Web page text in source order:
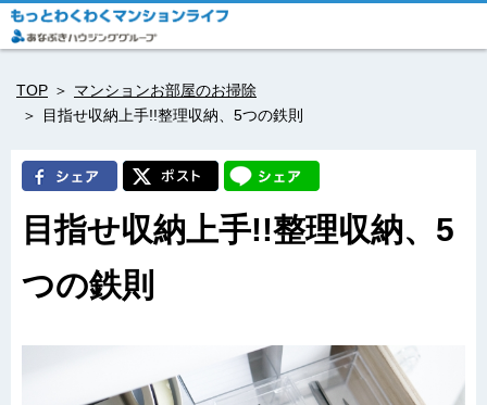
TOP
マンションお部屋のお掃除
目指せ収納上手!!整理収納、5つの鉄則
目指せ収納上手!!整理収納、5
つの鉄則